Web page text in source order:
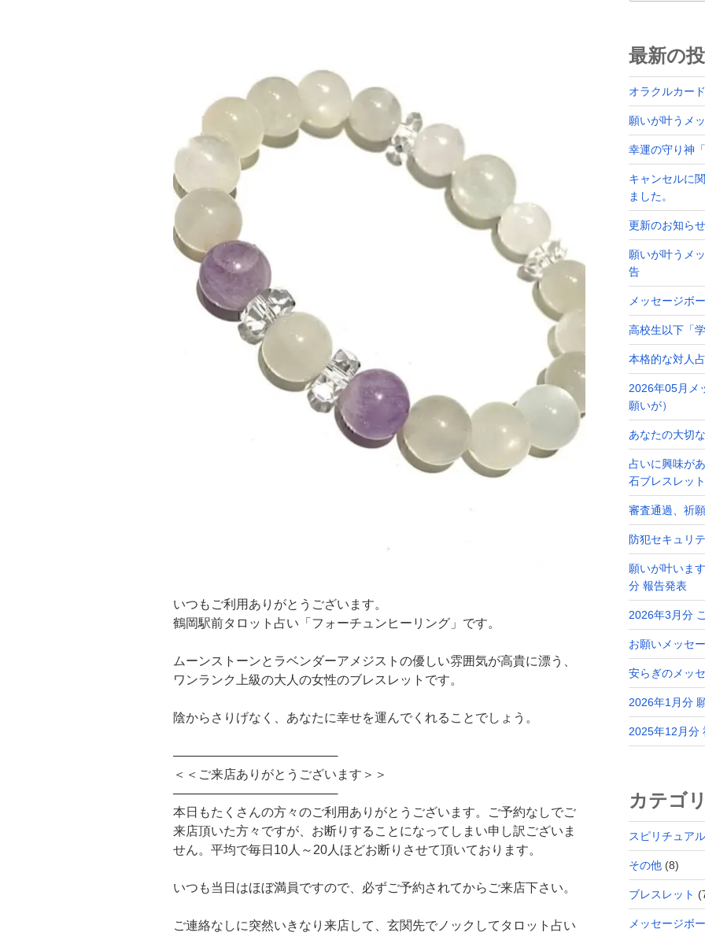
いつもご利用ありがとうございます。
鶴岡駅前タロット占い「フォーチュンヒーリング」です。
ムーンストーンとラベンダーアメジストの優しい雰囲気が高貴に漂う、
ワンランク上級の大人の女性のブレスレットです。
陰からさりげなく、あなたに幸せを運んでくれることでしょう。
───────────────────
＜＜ご来店ありがとうございます＞＞
───────────────────
本日もたくさんの方々のご利用ありがとうございます。ご予約なしでご
来店頂いた方々ですが、お断りすることになってしまい申し訳ございま
せん。平均で毎日10人～20人ほどお断りさせて頂いております。
いつも当日はほぼ満員ですので、必ずご予約されてからご来店下さい。
ご連絡なしに突然いきなり来店して、玄関先でノックしてタロット占い
最新の
オラクルカー
願いが叶うメ
幸運の守り神
キャンセルに
ました。
更新のお知ら
願いが叶うメ
告
メッセージボ
高校生以下「
本格的な対人
2026年05月メ
願いが）
あなたの大切
占いに興味が
石ブレスレット
審査通過、祈
防犯セキュリ
願いが叶いま
分 報告発表
2026年3月分
お願いメッセ
安らぎのメッ
2026年1月分
2025年12月分
カテゴ
スピリチュアル
その他(8)
ブレスレット
メッセージボ